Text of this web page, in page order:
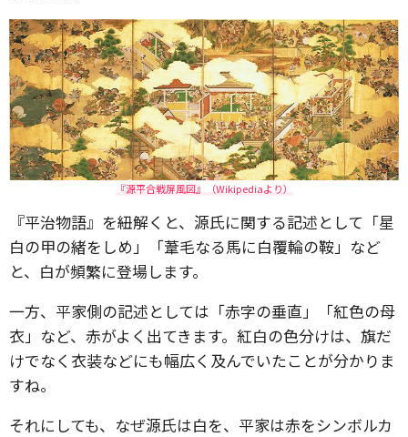
『源平合戦屏風図』（Wikipediaより）
『平治物語』を紐解くと、源氏に関する記述として「星
白の甲の緒をしめ」「葦毛なる馬に白覆輪の鞍」など
と、白が頻繁に登場します。
一方、平家側の記述としては「赤字の垂直」「紅色の母
衣」など、赤がよく出てきます。紅白の色分けは、旗だ
けでなく衣装などにも幅広く及んでいたことが分かりま
すね。
それにしても、なぜ源氏は白を、平家は赤をシンボルカ